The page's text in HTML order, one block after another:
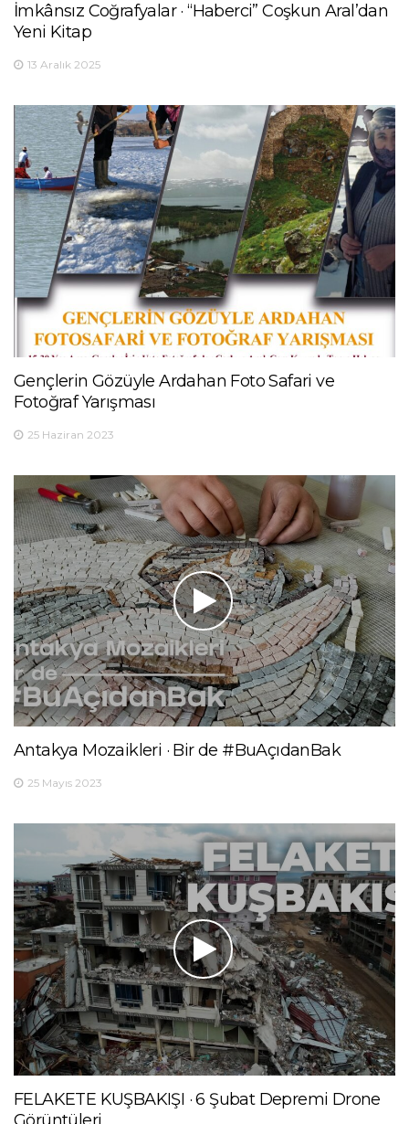
İmkânsız Coğrafyalar · “Haberci” Coşkun Aral’dan
Yeni Kitap
13 Aralık 2025
Gençlerin Gözüyle Ardahan Foto Safari ve
Fotoğraf Yarışması
25 Haziran 2023
Antakya Mozaikleri · Bir de #BuAçıdanBak
25 Mayıs 2023
FELAKETE KUŞBAKIŞI · 6 Şubat Depremi Drone
Görüntüleri